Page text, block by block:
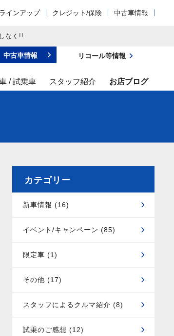
ラインアップ クレジット/保険 中古車情報
なく!!
/ 試乗車 スタッフ紹介 お店ブログ
中古車情報 リコール等情報
カテゴリー
新車情報 (16)
イベント/キャンペーン (85)
限定車 (1)
その他 (17)
スタッフによるクルマ紹介 (8)
試乗のご感想 (12)